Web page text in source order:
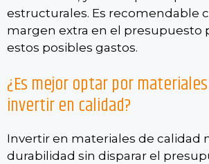
estructurales. Es recomendable
margen extra en el presupuesto
estos posibles gastos.
¿Es mejor optar por
invertir en calidad?
Invertir en materiales de calidad
durabilidad sin disparar el